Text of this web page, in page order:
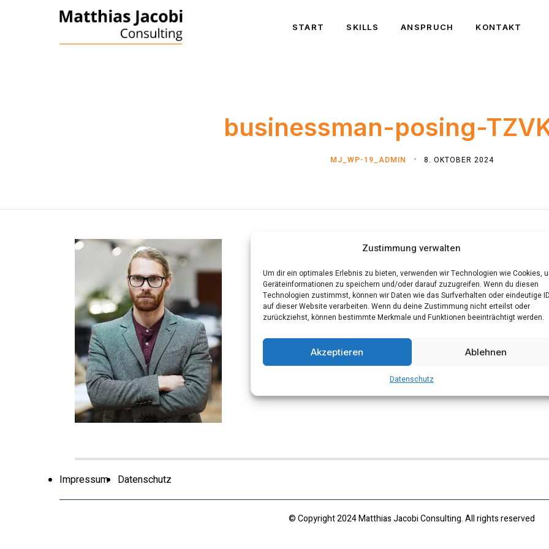
Zustimmung verwalten
Um dir ein optimales Erlebnis zu bieten, verwenden wir Technologien wie Cookies,
Geräteinformationen zu speichern und/oder darauf zuzugreifen. Wenn du diesen
Technologien zustimmst, können wir Daten wie das Surfverhalten oder eindeutige
auf dieser Website verarbeiten. Wenn du deine Zustimmung nicht erteilst oder
zurückziehst, können bestimmte Merkmale und Funktionen beeinträchtigt werden.
Akzeptieren Ablehnen
Datenschutz
START SKILLS ANSPRUCH KONTAKT
businessman-posing-
MJ_WP-19_ADMIN 8. OKTOBER 2024
Impressum Datenschutz
© Copyright 2024 Matthias Jacobi Consulting. All rights reserved